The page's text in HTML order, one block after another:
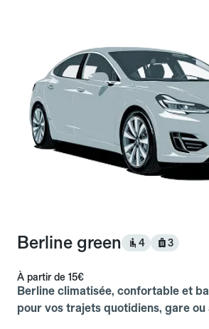
Berline green 4 3
À partir de 15€
Berline climatisée, confortable et
pour vos trajets quotidiens, gare